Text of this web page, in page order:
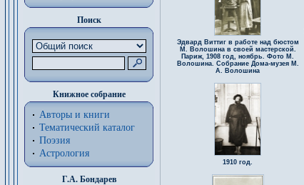
Поиск
Книжное собрание
Авторы и книги
Тематический каталог
Поэзия
Астрология
Г.А. Бондарев
Эдвард Виттиг в работе над бюстом
М. Волошина в своей мастерской.
Париж, 1908 год, ноябрь. Фото М.
Волошина. Собрание Дома-музея М.
А. Волошина
1910 год.